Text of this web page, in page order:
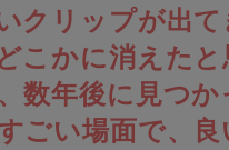
クリップが出て
こかに消えた
数年後に見つか
ごい場面で、